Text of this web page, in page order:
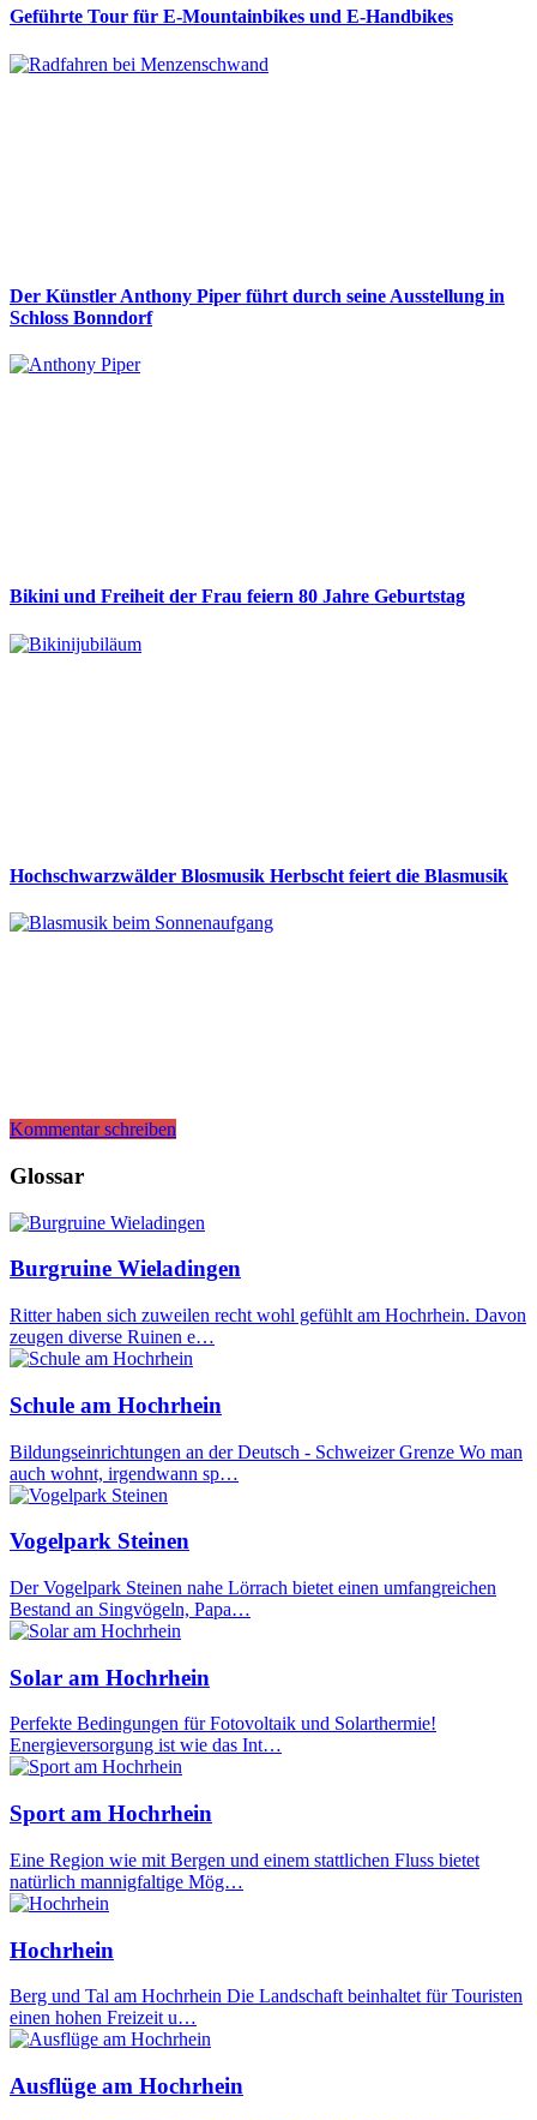
Geführte Tour für E-Mountainbikes und E-Handbikes
Der Künstler Anthony Piper führt durch seine Ausstellung in
Schloss Bonndorf
Bikini und Freiheit der Frau feiern 80 Jahre Geburtstag
Hochschwarzwälder Blosmusik Herbscht feiert die Blasmusik
Kommentar schreiben
Glossar
Burgruine Wieladingen
Ritter haben sich zuweilen recht wohl gefühlt am Hochrhein. Davon
zeugen diverse Ruinen e…
Schule am Hochrhein
Bildungseinrichtungen an der Deutsch - Schweizer Grenze Wo man
auch wohnt, irgendwann sp…
Vogelpark Steinen
Der Vogelpark Steinen nahe Lörrach bietet einen umfangreichen
Bestand an Singvögeln, Papa…
Solar am Hochrhein
Perfekte Bedingungen für Fotovoltaik und Solarthermie!
Energieversorgung ist wie das Int…
Sport am Hochrhein
Eine Region wie mit Bergen und einem stattlichen Fluss bietet
natürlich mannigfaltige Mög…
Hochrhein
Berg und Tal am Hochrhein Die Landschaft beinhaltet für Touristen
einen hohen Freizeit u…
Ausflüge am Hochrhein